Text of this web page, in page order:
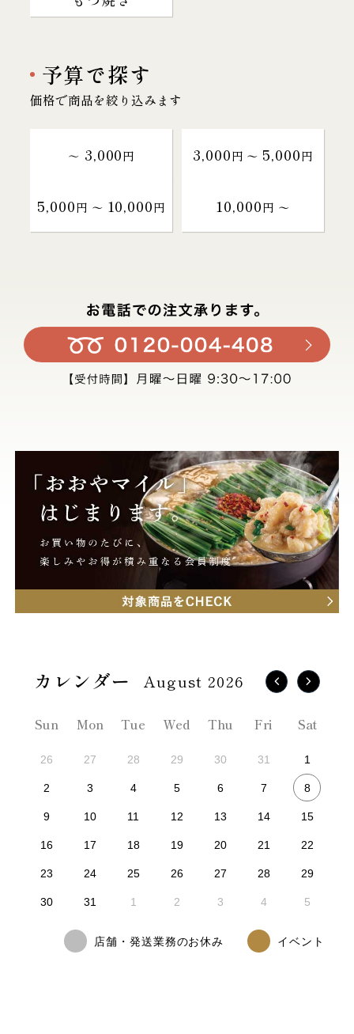
予算で探す
価格で商品を絞り込みます
～ 3,000円 3,000円 〜 5,000円
5,000円 〜 10,000円 10,000円 〜
August 2026
Sun Mon Tue Wed Thu Fri Sat
26 27 28 29 30 31 1
2 3 4 5 6 7 8
9 10 11 12 13 14 15
16 17 18 19 20 21 22
23 24 25 26 27 28 29
30 31 1 2 3 4 5
店舗・発送業務のお休み イベント